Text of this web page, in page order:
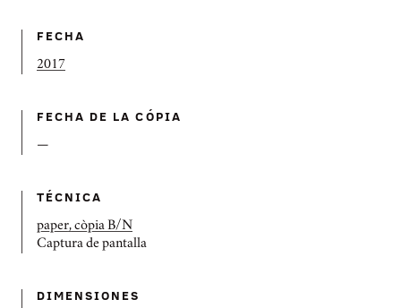
FECHA
2017
FECHA DE LA CÓPIA
—
TÉCNICA
paper, còpia B/N
Captura de pantalla
DIMENSIONES